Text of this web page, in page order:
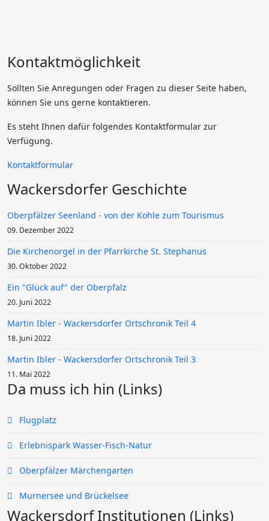
Kontaktmöglichkeit
Sollten Sie Anregungen oder Fragen zu dieser Seite haben,
können Sie uns gerne kontaktieren.
Es steht Ihnen dafür folgendes Kontaktformular zur
Verfügung.
Kontaktformular
Wackersdorfer Geschichte
Oberpfälzer Seenland - von der Kohle zum Tourismus
09. Dezember 2022
Die Kirchenorgel in der Pfarrkirche St. Stephanus
30. Oktober 2022
Ein "Glück auf" der Oberpfalz
20. Juni 2022
Martin Ibler - Wackersdorfer Ortschronik Teil 4
18. Juni 2022
Martin Ibler - Wackersdorfer Ortschronik Teil 3
11. Mai 2022
Da muss ich hin (Links)
Flugplatz
Erlebnispark Wasser-Fisch-Natur
Oberpfälzer Märchengarten
Murnersee und Brückelsee
Wackersdorf Institutionen (Links)